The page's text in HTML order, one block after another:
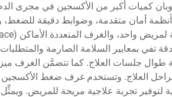
كميات أكبر من الأكسجين في مجرى
أمان متقدمة، وضوابط دقيقة
بمعايير السلامة الصارمة والمتطلبات
طوال جلسات العلاج. كما تتضمَّن الغرف
العلاج. وتستخدم غرف ضغط الأكسجين من
تجربة علاجية مريحة للمريض. ويمثِّل